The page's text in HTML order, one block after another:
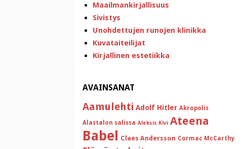
Maailmankirjallisuus
Sivistys
Unohdettujen runojen klinikka
Kuvataiteilijat
Kirjallinen estetiikka
AVAINSANAT
Aamulehti Adolf Hitler Akropolis
Alastalon salissa Aleksis Kivi Ateena
Babel Claes Andersson Cormac McCarthy